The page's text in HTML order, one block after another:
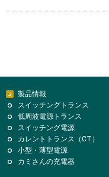
製品情報
スイッチングトランス
低周波電源トランス
スイッチング電源
カレントトランス（CT）
小型・薄型電源
カミさんの充電器